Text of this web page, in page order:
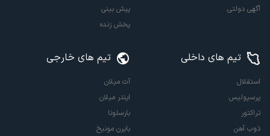
آگهی دولتی
پیش بینی
پخش زنده
تیم های داخلی
استقلال
پرسپولیس
تراکتور
ذوب آهن
تیم های خارجی
آث میلان
اینتر میلان
بارسلونا
بایرن مونیخ